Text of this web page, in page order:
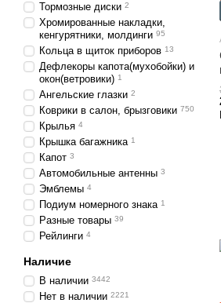
Тормозные диски 2
Хромированные накладки,
кенгурятники, молдинги 95
Кольца в щиток приборов 13
Дефлекоры капота(мухобойки) и
окон(ветровики) 1
Ангельские глазки 2
Коврики в салон, брызговики 750
Крылья 4
Крышка багажника 1
Капот 3
Автомобильные антенны 3
Эмблемы 4
Подиум номерного знака 1
Разные товары 39
Рейлинги 4
Наличие
В наличии 3442
Нет в наличии 2221